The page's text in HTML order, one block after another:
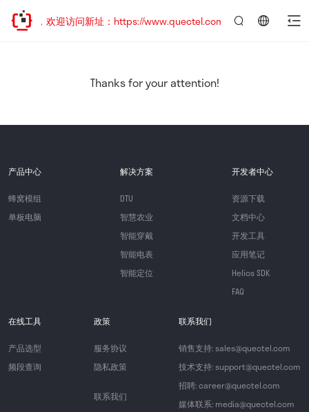
已迁移，欢迎访问新址：https://www.quectel.com.cn
Thanks for your attention!
产品中心
蜂窝模组
单板电脑
解决方案
DTU
智慧农业
智能穿戴
智能电表
智能定位
开发者中心
资源下载
文档中心
开发工具
应用笔记
Helios SDK
FAQ
在线工具
产品选型
频段查询
政策
服务协议
隐私政策
联系我们
联系我们
销售支持: sales@quectel.com
技术支持: support@quectel.com
招聘: career@quectel.com
媒体联系: media@quectel.com